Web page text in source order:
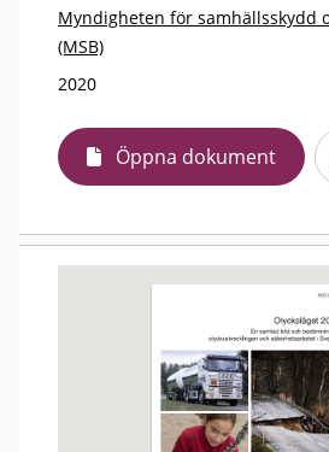
Myndigheten för samhällsskydd
(MSB)
2020
Öppna dokument